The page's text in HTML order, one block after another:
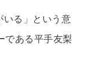
いる」という意
である平手友梨